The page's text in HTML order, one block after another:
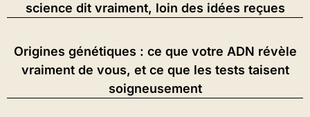
science dit vraiment, loin des idées reçues
Origines génétiques : ce que votre ADN révèle
vraiment de vous, et ce que les tests taisent
soigneusement